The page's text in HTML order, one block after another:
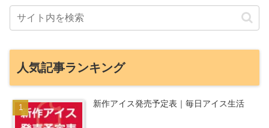
人気記事ランキング
新作アイス発売予定表｜毎日アイス生活